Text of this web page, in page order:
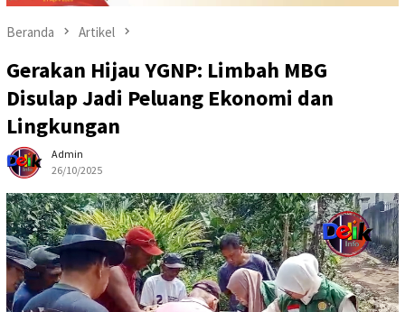
Beranda Artikel
Gerakan Hijau YGNP: Limbah MBG
Disulap Jadi Peluang Ekonomi dan
Lingkungan
Admin
26/10/2025